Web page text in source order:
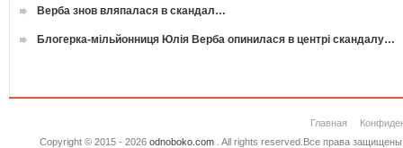
Верба знов вляпалася в скандал…
Блогерка-мільйонниця Юлія Верба опинилася в центрі скандалу…
Главная
Copyright © 2015 - 2026 odnoboko.com. All rights reserved.Все права защищены.